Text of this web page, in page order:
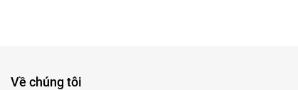
Về chúng tôi